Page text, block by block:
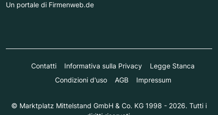
Un portale di Firmenweb.de
Contatti Informativa sulla Privacy
Legge Stanca
Condizioni d'uso
AGB Impressum
© Marktplatz Mittelstand GmbH & Co. KG 1998 - 2026. Tutti i